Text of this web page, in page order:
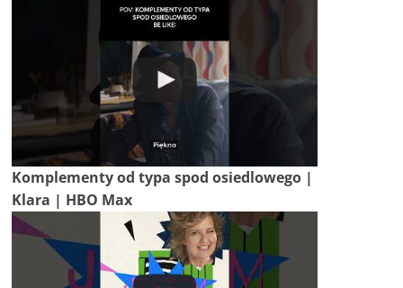
Komplementy od typa spod osiedlowego |
Klara | HBO Max